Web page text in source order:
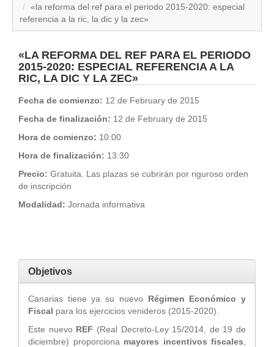
▼
▼
«la reforma del ref para el periodo 2015-2020: especial
referencia a la ric, la dic y la zec»
«LA REFORMA DEL REF PARA EL PERIODO
2015-2020: ESPECIAL REFERENCIA A LA
RIC, LA DIC Y LA ZEC»
Fecha de comienzo: 12 de February de 2015
Fecha de finalización: 12 de February de 2015
Hora de comienzo: 10:00
Hora de finalización: 13:30
Precio: Gratuita. Las plazas se cubrirán por riguroso orden
de inscripción
Modalidad: Jornada informativa
Objetivos
Canarias tiene ya su nuevo Régimen Económico y
Fiscal para los ejercicios venideros (2015-2020).
Este nuevo REF (Real Decreto-Ley 15/2014, de 19 de
diciembre) proporciona mayores incentivos fiscales